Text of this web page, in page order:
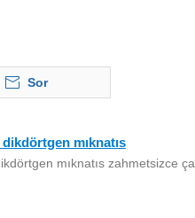
Sor
mıknatıs
mıknatıs zahmetsizce